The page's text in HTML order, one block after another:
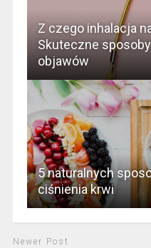
Z czego inhalacja
Skuteczne
objawów
5 naturalnych
ciśnienia krwi
Newer Post